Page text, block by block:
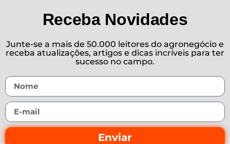
Receba Novidades
Junte-se a mais de 50.000 leitores do agronegócio e
receba atualizações, artigos e dicas incríveis para ter
sucesso no campo.
Enviar